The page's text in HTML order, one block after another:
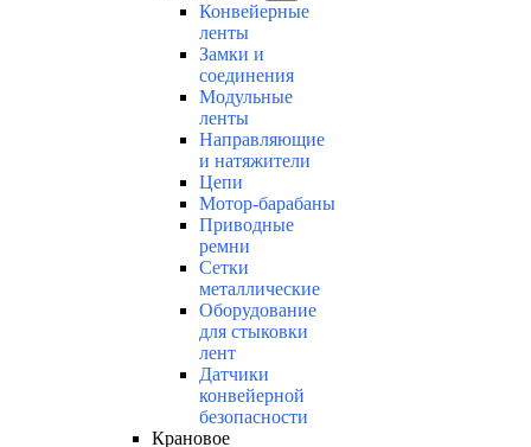
Конвейерные
ленты
Замки и
соединения
Модульные
ленты
Направляющие
и натяжители
Цепи
Мотор-барабаны
Приводные
ремни
Сетки
металлические
Оборудование
для стыковки
лент
Датчики
конвейерной
безопасности
Крановое